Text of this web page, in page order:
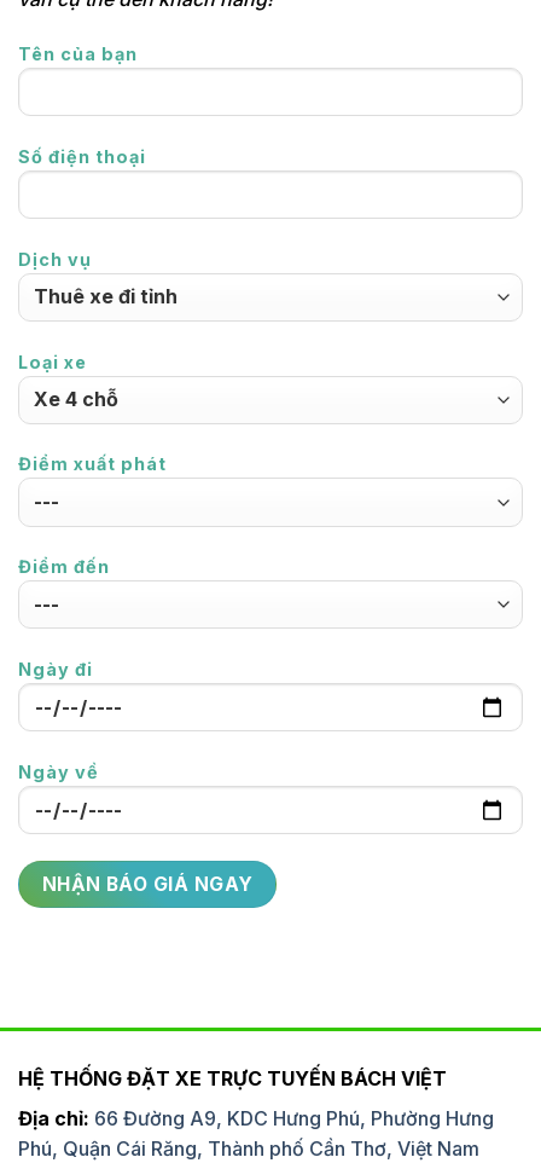
Tên của bạn
Số điện thoại
Dịch vụ
Loại xe
Điểm xuất phát
Điểm đến
Ngày đi
Ngày về
HỆ THỐNG ĐẶT XE TRỰC TUYẾN BÁCH VIỆT
Địa chỉ: 66 Đường A9, KDC Hưng Phú, Phường Hưng
Phú, Quận Cái Răng, Thành phố Cần Thơ, Việt Nam